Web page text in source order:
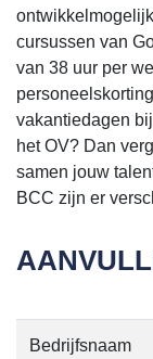
cursussen van
van 38 uur per
vakantiedagen
het OV? Dan
samen jouw
BCC zijn er
Bedrijfsnaam